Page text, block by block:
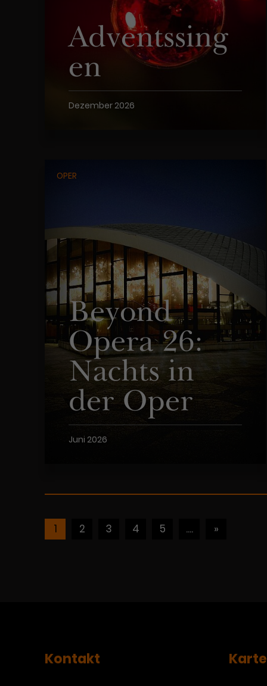
Adventssing
en
Dezember 2026
OPER
Beyond
Opera 26:
Nachts in
der Oper
Juni 2026
1 2 3 4 5 .... »
Kontakt